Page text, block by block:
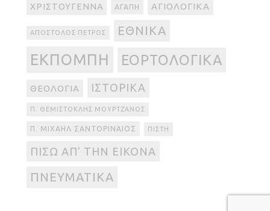
ΧΡΙΣΤΟΎΓΕΝΝΑ ΑΓΆΠΗ ΑΓΙΟΛΟΓΙΚΆ
ΑΠΌΣΤΟΛΟΣ ΠΈΤΡΟΣ ΕΘΝΙΚΆ
ΕΚΠΟΜΠΉ ΕΟΡΤΟΛΟΓΙΚΆ
ΘΕΟΛΟΓΊΑ ΙΣΤΟΡΙΚΆ
Π. ΘΕΜΙΣΤΟΚΛΉΣ ΜΟΥΡΤΖΑΝΌΣ
Π. ΜΙΧΑΉΛ ΣΑΝΤΟΡΙΝΑΊΟΣ ΠΊΣΤΗ
ΠΊΣΩ ΑΠ’ ΤΗΝ ΕΙΚΌΝΑ
ΠΝΕΥΜΑΤΙΚΆ